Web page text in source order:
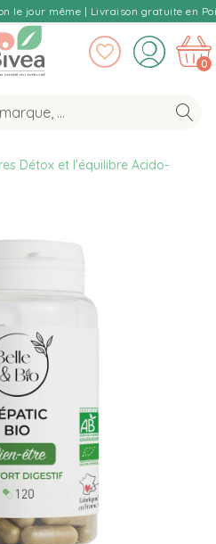
le jour même | Livraison gratuite en
0
Détox et l'équilibre Acido-